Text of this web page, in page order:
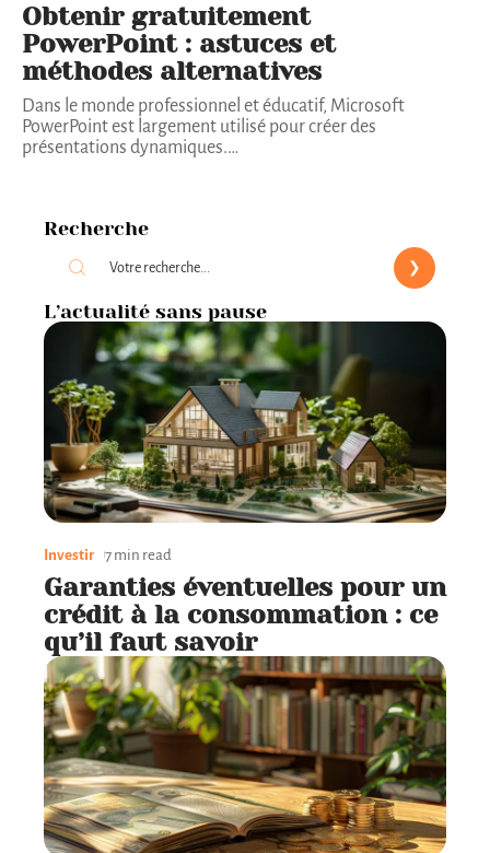
Obtenir gratuitement
PowerPoint : astuces et
méthodes alternatives
Dans le monde professionnel et éducatif, Microsoft
PowerPoint est largement utilisé pour créer des
présentations dynamiques.…
Recherche
L’actualité sans pause
Investir 7 min read
Garanties éventuelles pour un
crédit à la consommation : ce
qu’il faut savoir